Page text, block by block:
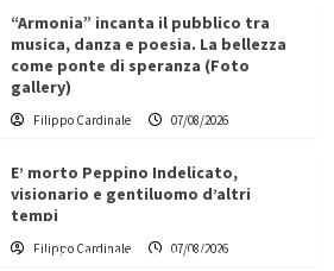
“Armonia” incanta il pubblico tra
musica, danza e poesia. La bellezza
come ponte di speranza (Foto
gallery)
Filippo Cardinale 07/08/2026
E’ morto Peppino Indelicato,
visionario e gentiluomo d’altri
tempi
Filippo Cardinale 07/08/2026
Buscarnera partner chiave
per la transizione